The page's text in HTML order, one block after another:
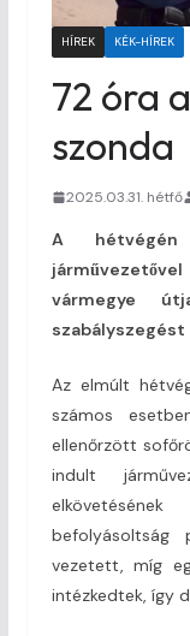
HÍREK KÉK-HÍREK
72 óra
szonda
2025.03.31. hétfő
A
vármegye
Az elmúlt
számos
ellenőrzött
indult
befolyásoltság
vezetett, míg
intézkedtek, így